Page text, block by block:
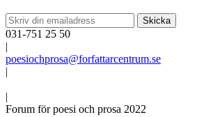
031-751 25 50
|
poesiochprosa@forfattarcentrum.se
|
|
Forum för poesi och prosa 2022